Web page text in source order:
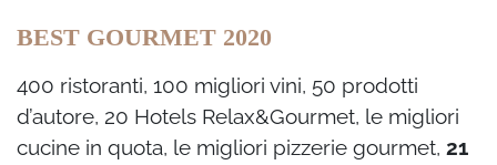
BEST GOURMET 2020
400 ristoranti, 100 migliori vini, 50 prodotti
d’autore, 20 Hotels Relax&Gourmet, le migliori
cucine in quota, le migliori pizzerie gourmet, 21